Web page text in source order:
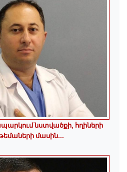
նստվածքի, հղիների
մասին․․․